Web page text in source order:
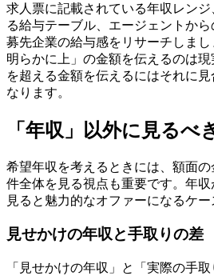
求人票に記載されている年収レン
る給与テーブル、エージェントか
募先企業の給与感をリサーチしま
明らかに上」の金額を伝えるのは
を超える金額を伝えるにはそれに
なります。
「年収」以外に見るべ
希望年収を考えるときには、額面
件全体を見る視点も重要です。年
見ると魅力的なオファーになるケー
見せかけの年収と手取りの差
「見せかけの年収」と「実際の手